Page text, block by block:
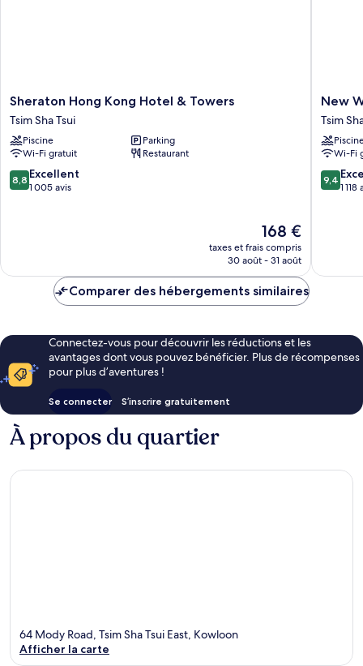
Sheraton
Hong
Kong
Hotel
&
Towers
Tsim
Sheraton Hong Kong Hotel & Towers
Tsim Sha Tsui
Piscine
Parking
Wi-Fi gratuit
Restaurant
8.8
sur
8,8 Excellent
1 005 avis
Le
nouveau
prix
de
168 €
taxes et frais compris
30 août - 31 août
New
World
Hong
Kong
Hotel
Tsim
New
Tsim
Wi-Fi
9.4
sur
9,4
1 118
Comparer des hébergements similaires
Connectez-vous pour découvrir les réductions et les
avantages dont vous pouvez bénéficier. Plus de récompenses
pour plus d’aventures !
Se connecter S’inscrire gratuitement
À propos du quartier
64 Mody Road, Tsim Sha Tsui East, Kowloon
Afficher la carte